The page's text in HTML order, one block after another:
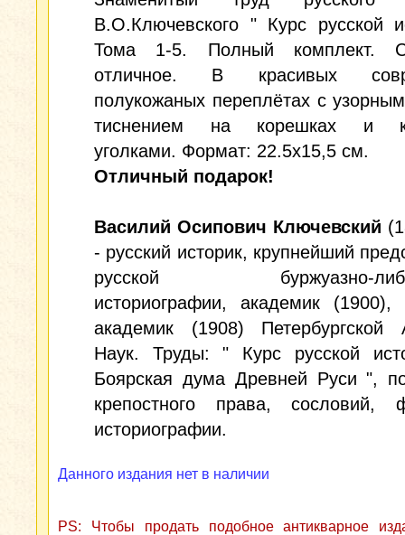
В.О.Ключевского " Курс русской
Тома 1-5. Полный комплект.
отличное. В красивых
полукожаных переплётах с
тиснением на корешках и
уголками. Формат: 22.5x15,5 см.
Отличный подарок!
Василий Осипович Ключевский
- русский историк, крупнейший
русской буржуазно-
историографии, академик (1900),
академик (1908) Петербургской
Наук. Труды: " Курс русской
Боярская дума Древней Руси ",
крепостного права, сословий,
историографии.
Данного издания нет в наличии
PS: Чтобы продать подобное антикварное